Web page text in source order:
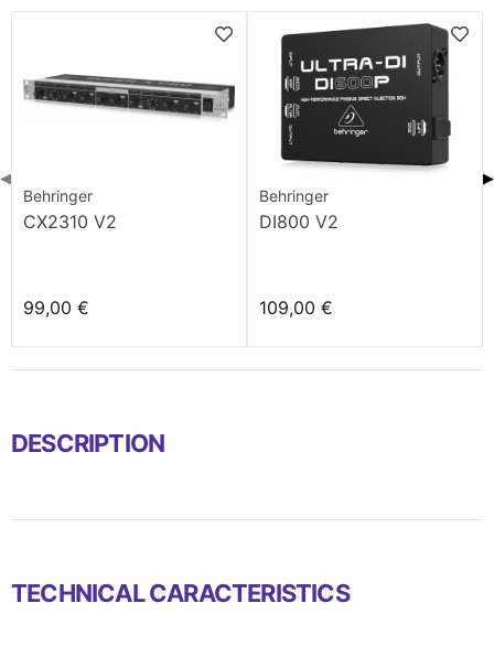
Behringer
CX2310 V2
99,00 €
Behringer
DI800 V2
109,00 €
◀ ▶
DESCRIPTION
TECHNICAL CARACTERISTICS